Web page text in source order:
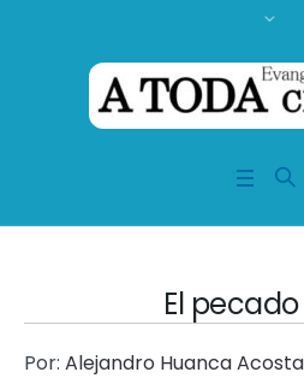
El pecado
Por: Alejandro Huanca Acosta